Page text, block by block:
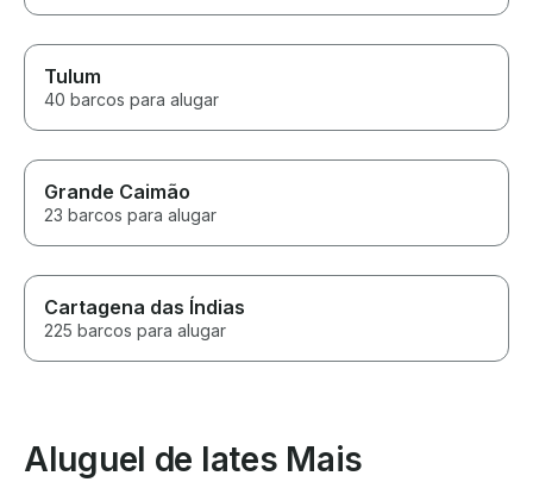
Tulum
40 barcos para alugar
Grande Caimão
23 barcos para alugar
Cartagena das Índias
225 barcos para alugar
Aluguel de Iates Mais